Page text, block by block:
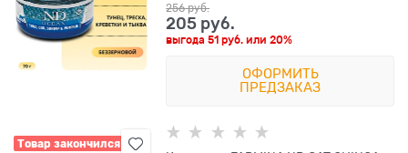
256 руб.
205 руб.
выгода51 руб. или20%
ОФОРМИТЬ
ПРЕДЗАКАЗ
Товар закончился